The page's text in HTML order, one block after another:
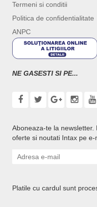
Termeni si conditii
Politica de confidentialitate
ANPC
NE GASESTI SI PE...
Aboneaza-te la newsletter.
oferte si noutati Intax pe e-
Platile cu cardul sunt